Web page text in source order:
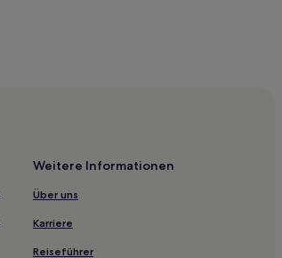
Weitere Informationen
Über uns
Karriere
Reiseführer